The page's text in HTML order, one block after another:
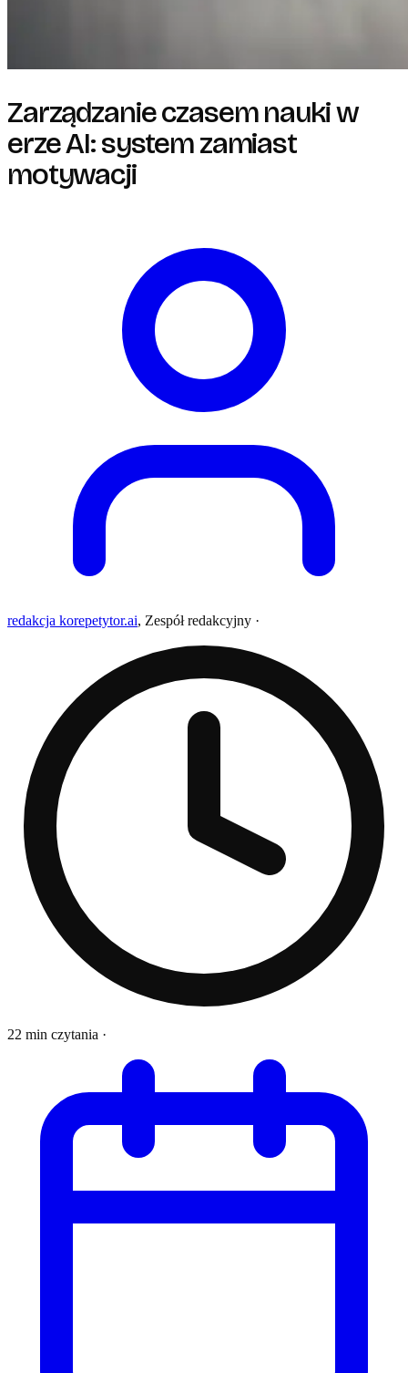
Zarządzanie czasem nauki w
erze AI: system zamiast
motywacji
redakcja korepetytor.ai, Zespół redakcyjny ·
22 min czytania ·